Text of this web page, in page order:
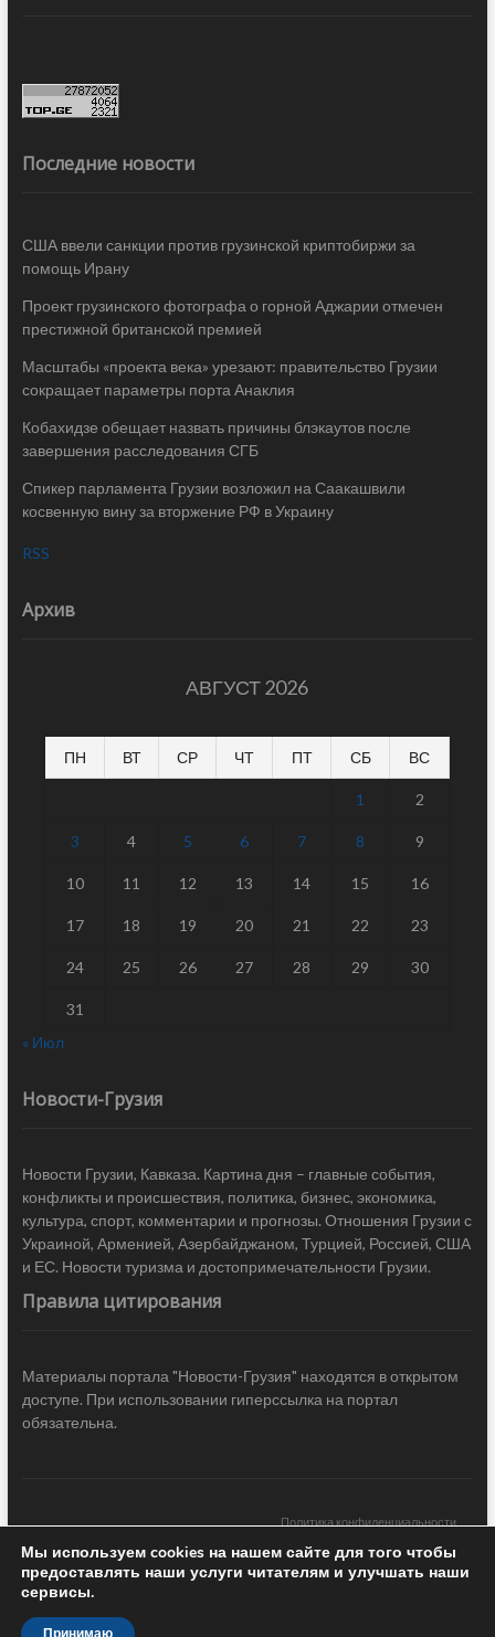
Последние новости
США ввели санкции против грузинской криптобиржи за
помощь Ирану
Проект грузинского фотографа о горной Аджарии отмечен
престижной британской премией
Масштабы «проекта века» урезают: правительство Грузии
сокращает параметры порта Анаклия
Кобахидзе обещает назвать причины блэкаутов после
завершения расследования СГБ
Спикер парламента Грузии возложил на Саакашвили
косвенную вину за вторжение РФ в Украину
RSS
Архив
АВГУСТ 2026
ПН ВТ СР ЧТ ПТ СБ ВС
1 2
3 4 5 6 7 8 9
10 11 12 13 14 15 16
17 18 19 20 21 22 23
24 25 26 27 28 29 30
31
« Июл
Новости-Грузия
Новости Грузии, Кавказа. Картина дня – главные события,
конфликты и происшествия, политика, бизнес, экономика,
культура, спорт, комментарии и прогнозы. Отношения Грузии с
Украиной, Арменией, Азербайджаном, Турцией, Россией, США
и ЕС. Новости туризма и достопримечательности Грузии.
Правила цитирования
Материалы портала "Новости-Грузия" находятся в открытом
доступе. При использовании гиперссылка на портал
обязательна.
Политика конфиденциальности
Новости Грузии| Black Sea Press LTD © 2020 All Rights Reserved /
Design & development —
Мы используем cookies на нашем сайте для того чтобы
предоставлять наши услуги читателям и улучшать наши
сервисы.